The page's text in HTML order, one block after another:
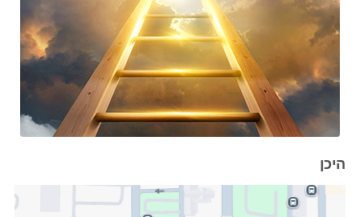
היכן